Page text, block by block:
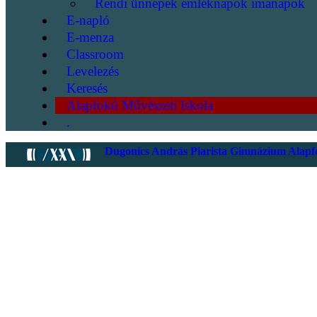
Rendi ünnepek emléknapok imanapok
E-napló
E-menza
Classroom
Levelezés
Keresés
Alapfokú Művészeti Iskola
.
Dugonics András Piarista Gimnázium